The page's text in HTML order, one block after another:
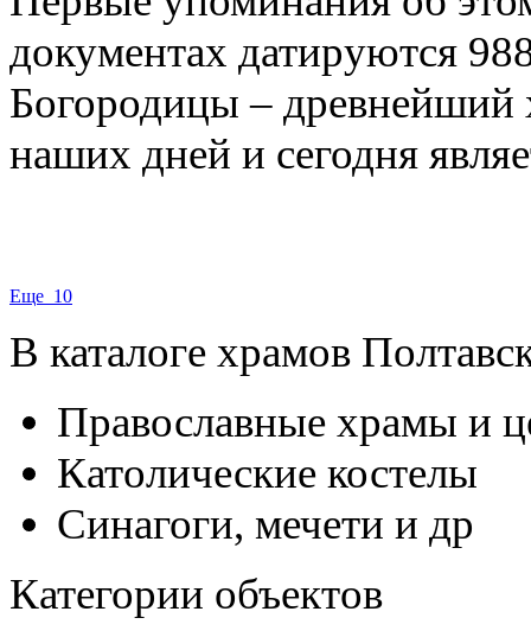
документах датируются
Богородицы – древнейший
наших дней и сегодня
Еще 10
В каталоге храмов
Православные храмы и
Католические костелы
Синагоги, мечети и др
Категории объектов